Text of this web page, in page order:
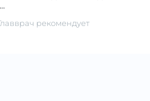
рекомендует